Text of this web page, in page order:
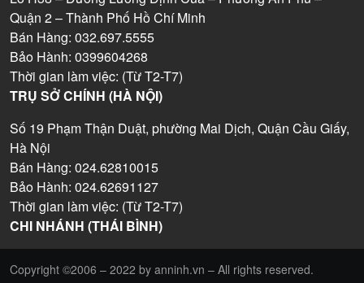
Quận 2 – Thành Phố Hồ Chí Minh
Bán Hàng: 032.697.5555
Bảo Hành: 0399604268
Thời gian làm việc: (Từ T2-T7)
TRỤ SỞ CHÍNH (HÀ NỘI)
Số 19 Phạm Thận Duật, phường Mai Dịch, Quận Cầu Giấy,
Hà Nội
Bán Hàng: 024.62810015
Bảo Hành: 024.62691127
Thời gian làm việc: (Từ T2-T7)
CHI NHÁNH (THÁI BÌNH)
Copyright ©2006 – 2022 by anninh.vn – All rights reserved.